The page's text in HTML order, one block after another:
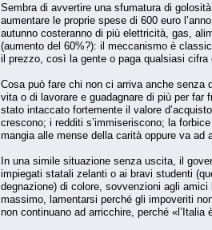
Sembra di avvertire una sfumatura di
aumentare le proprie spese di 600 euro
autunno costeranno di più elettricità, gas,
(aumento del 60%?): il meccanismo è
il prezzo, così la gente o paga qualsiasi cifra
Cosa può fare chi non ci arriva anche senza
vita o di lavorare e guadagnare di più per far
stato intaccato fortemente il valore
crescono; i redditi s’immiseriscono; la
mangia alle mense della carità oppure va
In una simile situazione senza uscita, il
impiegati statali zelanti o ai bravi studenti
degnazione) di colore, sovvenzioni agli
massimo, lamentarsi perché gli impoveriti
non continuano ad arricchire, perché «l’Italia